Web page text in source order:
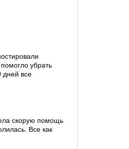
убрать
дней все
скорую помощь
Все как